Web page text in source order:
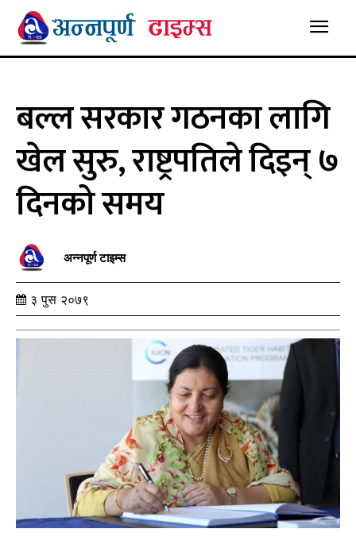
बल्ल सरकार गठनका लागि
खेल सुरु, राष्ट्रपतिले दिइन् ७
दिनको समय
अन्नपूर्ण टाइम्स
३ पुस २०७९